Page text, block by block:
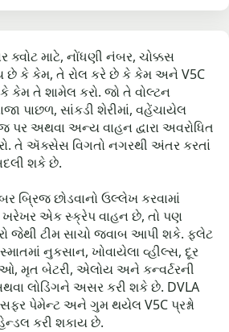
ક્વોટ માટે, નોંધણી નંબર, ચોક્કસ
છે કે કેમ, તે રોલ કરે છે કે કેમ અને V5C
તે શામેલ કરો. જો તે વોલ્ટન
પાછળ, સાંકડી શેરીમાં, વહેંચાયેલ
પર અથવા અન્ય વાહન દ્વારા અવરોધિત
તે ઍક્સેસ વિગતો નગરથી અંતર કરતાં
શકે છે.
બ્રિજ છોડવાનો ઉલ્લેખ કરવામાં
એક સ્ક્રેપ વાહન છે, તો પણ
જેથી ટીમ સાચો જવાબ આપી શકે. ફ્લેટ
નુકસાન, ખોવાયેલા વ્હીલ્સ, દૂર
મૃત બેટરી, એલોય અને કન્વર્ટરની
લોડિંગને અસર કરી શકે છે. DVLA
પેમેન્ટ અને ગુમ થયેલ V5C પ્રશ્નો
કરી શકાય છે.